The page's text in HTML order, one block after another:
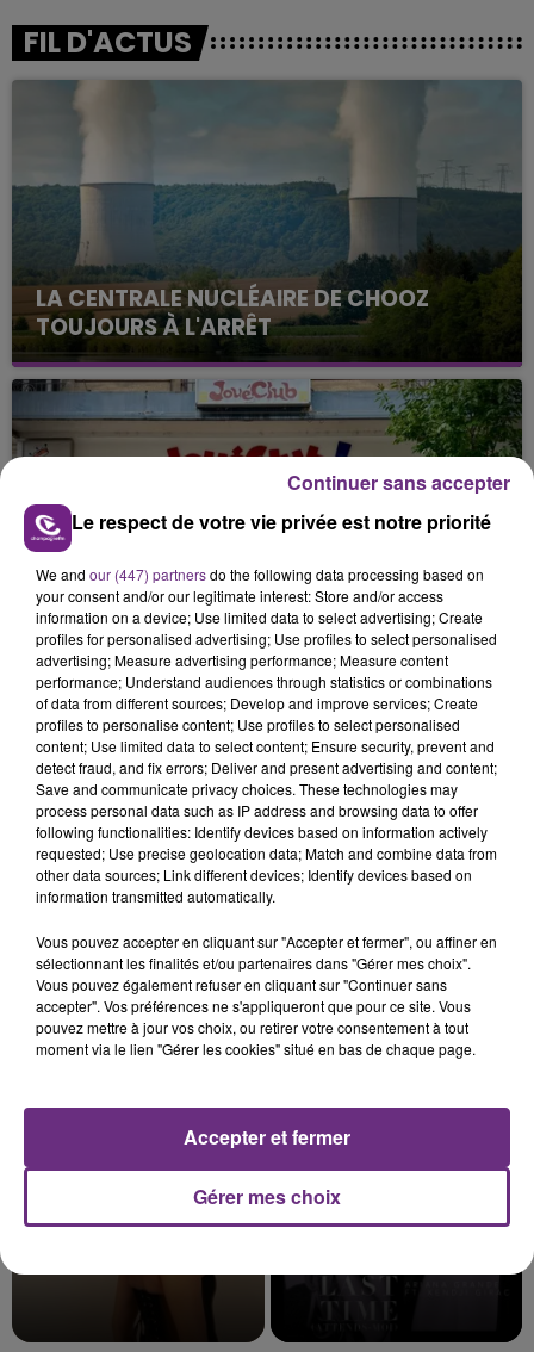
FIL D'ACTUS
LA CENTRALE NUCLÉAIRE DE CHOOZ
TOUJOURS À L'ARRÊT
Cela fait déjà une semaine que la centrale
nucléaire ardennaise est à l'arrêt. Une situation
justifiée par la sécheresse intense qui est toujours
présente.
LE MAGASIN JOUÉCLUB DE REIMS FERME
SES PORTES
C'était l'une des institutions du centre-ville
rémois. Le magasin JouéClub est contraint de
fermer ses portes.
TITRES DIFFUSÉS
21h22
21h22
ALEX WARREN
21h19
21h19
DUA LIPA
Le respect de votre vie privée est notre priorité
We and our (447) partnersdo the following data processing based on
your consent and/or our legitimate interest: Store and/or access
information on a device; Use limited data to select advertising; Create
profiles for personalised advertising; Use profiles to select personalised
advertising; Measure advertising performance; Measure content
performance; Understand audiences through statistics or combinations
of data from different sources; Develop and improve services; Create
profiles to personalise content; Use profiles to select personalised
content; Use limited data to select content; Ensure security, prevent and
detect fraud, and fix errors; Deliver and present advertising and content;
Save and communicate privacy choices. These technologies may
process personal data such as IP address and browsing data to offer
following functionalities: Identify devices based on information actively
requested; Use precise geolocation data; Match and combine data from
other data sources; Link different devices; Identify devices based on
information transmitted automatically.
Vous pouvez accepter en cliquant sur "Accepter et fermer", ou affiner en
sélectionnant les finalités et/ou partenaires dans "Gérer mes choix".
Vous pouvez également refuser en cliquant sur "Continuer sans
accepter". Vos préférences ne s'appliqueront que pour ce site. Vous
pouvez mettre à jour vos choix, ou retirer votre consentement à tout
moment via le lien "Gérer les cookies" situé en bas de chaque page.
Gérer mes choix
Accepter et fermer
Continuer sans accepter